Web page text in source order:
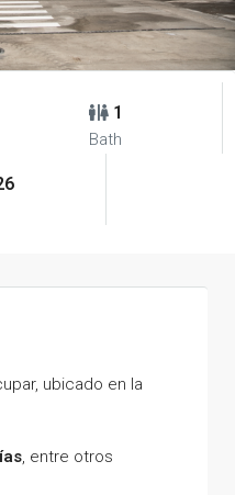
1
Bath
ubicado en la
, entre otros